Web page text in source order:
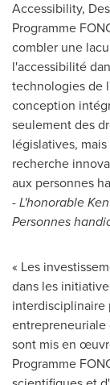
Accessibility,
Programme
combler une
l'accessibilité
technologies de
conception
seulement des
législatives,
recherche
aux personnes
-L'honorable
Personnes
« Les
dans les
interdisciplinaire
sont mis en
Programme